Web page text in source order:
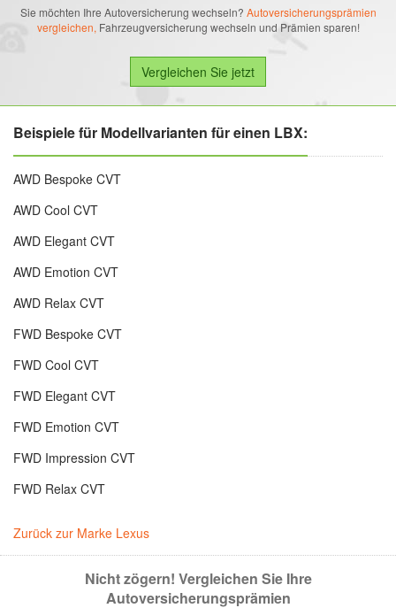
Sie möchten Ihre Autoversicherung wechseln? Autoversicherungsprämien
vergleichen, Fahrzeugversicherung wechseln und Prämien sparen!
Beispiele für Modellvarianten für einen LBX:
AWD Bespoke CVT
AWD Cool CVT
AWD Elegant CVT
AWD Emotion CVT
AWD Relax CVT
FWD Bespoke CVT
FWD Cool CVT
FWD Elegant CVT
FWD Emotion CVT
FWD Impression CVT
FWD Relax CVT
Zurück zur Marke Lexus
Nicht zögern! Vergleichen Sie Ihre
Autoversicherungsprämien